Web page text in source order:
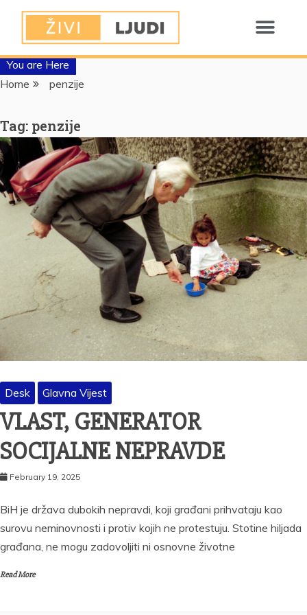
You are Here
Home
penzije
Tag: penzije
Desk Glavna Vijest
VLAST, GENERATOR
SOCIJALNE NEPRAVDE
February 19, 2025
BiH je država dubokih nepravdi, koji građani prihvataju kao
surovu neminovnosti i protiv kojih ne protestuju. Stotine hiljada
građana, ne mogu zadovoljiti ni osnovne životne
Read More